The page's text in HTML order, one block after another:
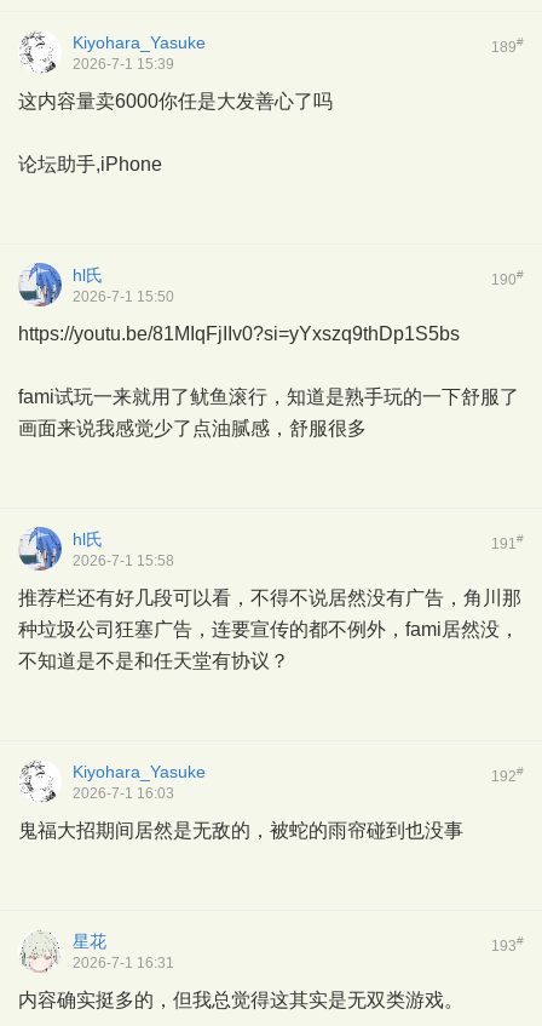
189#
Kiyohara_Yasuke
2026-7-1 15:39
这内容量卖6000你任是大发善心了吗
论坛助手,iPhone
190#
hl氏
2026-7-1 15:50
https://youtu.be/81MIqFjIIv0?si=yYxszq9thDp1S5bs
fami试玩一来就用了鱿鱼滚行，知道是熟手玩的一下舒服了
画面来说我感觉少了点油腻感，舒服很多
191 #
hl氏
2026-7-1 15:58
推荐栏还有好几段可以看，不得不说居然没有广告，角川那
种垃圾公司狂塞广告，连要宣传的都不例外，fami居然没，
不知道是不是和任天堂有协议？
192#
Kiyohara_Yasuke
2026-7-1 16:03
鬼福大招期间居然是无敌的，被蛇的雨帘碰到也没事
193#
星花
2026-7-1 16:31
内容确实挺多的，但我总觉得这其实是无双类游戏。